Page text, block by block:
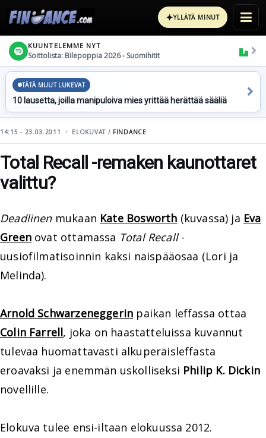
✦YLLÄTÄ MINUT
KUUNTELEMME NYT
Soittolista: Bilepoppia 2026 - Suomihitit
TÄTÄ MUUT LUKEVAT
10 lausetta, joilla manipuloiva mies yrittää herättää sääliä
14:15 - 23.03.2011 ELOKUVAT / FINDANCE
Total Recall -remaken kaunottaret
valittu?
Deadlinenmukaan Kate Bosworth (kuvassa) ja Eva
Greenovat ottamassa Total Recall-
uusiofilmatisoinnin kaksi naispääosaa (Lori ja
Melinda).
Arnold Schwarzeneggerin paikan leffassa ottaa
Colin Farrell, joka on haastatteluissa kuvannut
tulevaa huomattavasti alkuperäisleffasta
eroavaksi ja enemmän uskolliseksi Philip K. Dickin
novellille.
Elokuva tulee ensi-iltaan elokuussa 2012.